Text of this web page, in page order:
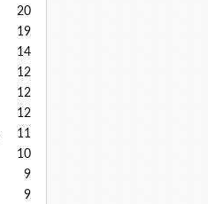
20
19
14
12
12
12
11
10
9
9